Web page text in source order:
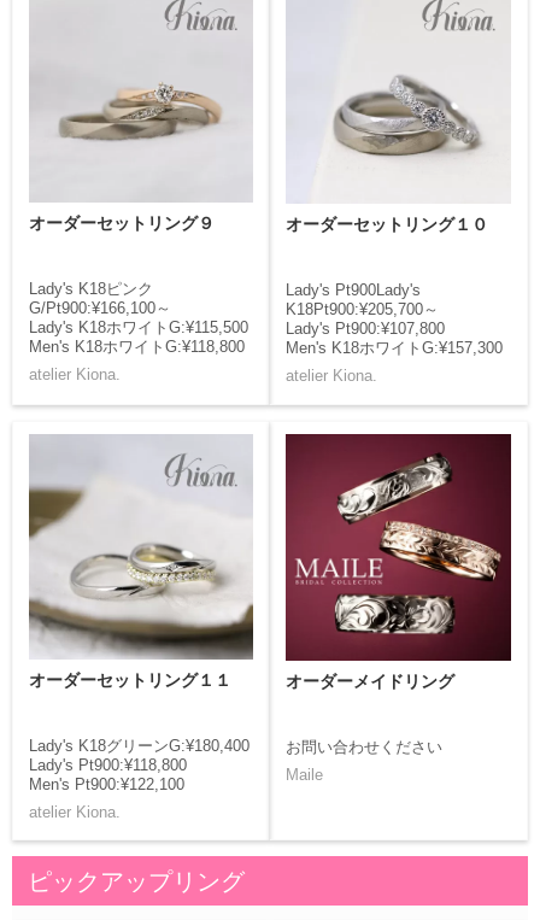
オーダーセットリング９
Lady's K18ピンク
G/Pt900:¥166,100～
Lady's K18ホワイトG:¥115,500
Men's K18ホワイトG:¥118,800
atelier Kiona.
オーダーセットリング１０
Lady's Pt900Lady's
K18Pt900:¥205,700～
Lady's Pt900:¥107,800
Men's K18ホワイトG:¥157,300
atelier Kiona.
オーダーセットリング１１
Lady's K18グリーンG:¥180,400
Lady's Pt900:¥118,800
Men's Pt900:¥122,100
atelier Kiona.
オーダーメイドリング
お問い合わせください
Maile
ピックアップリング